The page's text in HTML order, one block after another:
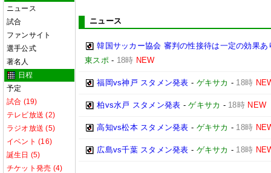
ニュース
試合
ファンサイト
選手公式
著名人
日程
予定
試合 (19)
テレビ放送 (2)
ラジオ放送 (5)
イベント (16)
誕生日 (5)
チケット発売 (4)
ニュース
韓国サッカー協会 審判の性接待は一定の効果
東スポ- 18時 NEW
福岡vs神戸 スタメン発表 - ゲキサカ - 18時
柏vs水戸 スタメン発表 -ゲキサカ - 18時 NEW
高知vs松本 スタメン発表 - ゲキサカ - 18時
広島vs千葉 スタメン発表 - ゲキサカ - 18時